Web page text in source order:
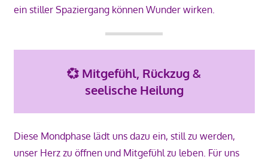
ein stiller Spaziergang können Wunder wirken.
💞 Mitgefühl, Rückzug &
seelische Heilung
Diese Mondphase lädt uns dazu ein, still zu werden,
unser Herz zu öffnen und Mitgefühl zu leben. Für uns